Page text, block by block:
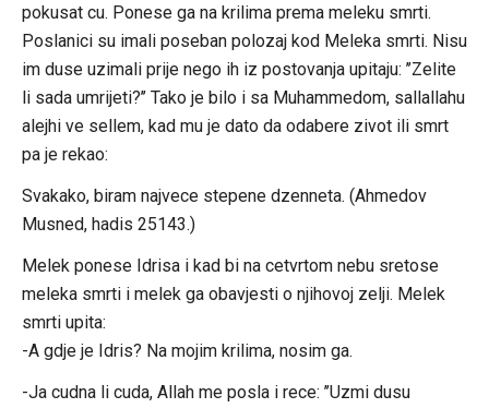
pokusat cu. Ponese ga na krilima prema meleku smrti.
Poslanici su imali poseban polozaj kod Meleka smrti. Nisu
im duse uzimali prije nego ih iz postovanja upitaju: ’’Zelite
li sada umrijeti?’’ Tako je bilo i sa Muhammedom, sallallahu
alejhi ve sellem, kad mu je dato da odabere zivot ili smrt
pa je rekao:
Svakako, biram najvece stepene dzenneta. (Ahmedov
Musned, hadis 25143.)
Melek ponese Idrisa i kad bi na cetvrtom nebu sretose
meleka smrti i melek ga obavjesti o njihovoj zelji. Melek
smrti upita:
-A gdje je Idris? Na mojim krilima, nosim ga.
-Ja cudna li cuda, Allah me posla i rece: ’’Uzmi dusu